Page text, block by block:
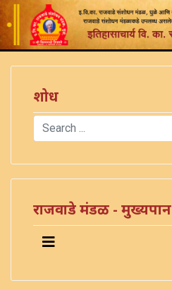
शोध
Search
राजवाडे मंडळ - मुख्यपान